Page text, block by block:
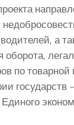
а
оборота,
по
государств